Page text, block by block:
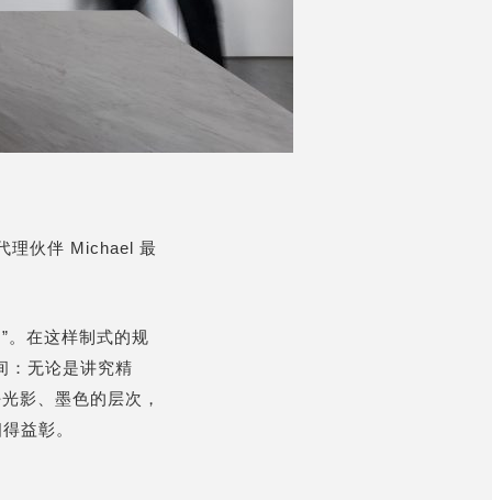
理伙伴 Michael 最
。在这样制式的规
：无论是讲究精
影、墨色的层次，
益彰。